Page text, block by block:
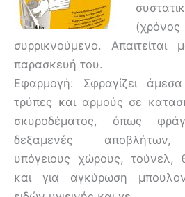
συρρικνούμενο.
παρασκευή του.
Εφαρμογή: Σφραγίζει
τρύπες και αρμούς σε
σκυροδέματος, όπως
δεξαμενές αποβλήτων,
υπόγειους χώρους, τούνελ,
και για αγκύρωση